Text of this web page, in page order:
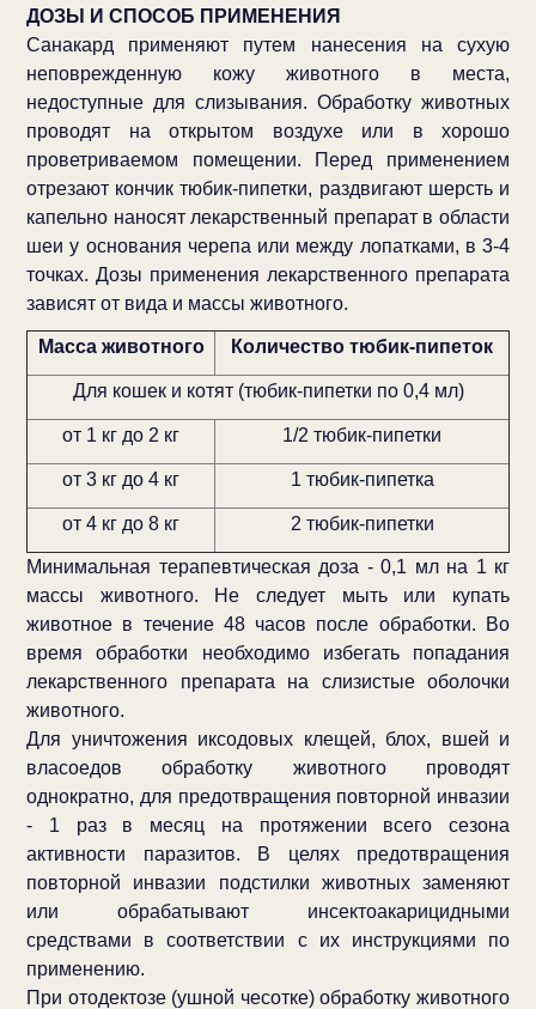
ДОЗЫ И СПОСОБ ПРИМЕНЕНИЯ
Санакард применяют путем нанесения на сухую
неповрежденную кожу животного в места,
недоступные для слизывания. Обработку животных
проводят на открытом воздухе или в хорошо
проветриваемом помещении. Перед применением
отрезают кончик тюбик-пипетки, раздвигают шерсть и
капельно наносят лекарственный препарат в области
шеи у основания черепа или между лопатками, в 3-4
точках. Дозы применения лекарственного препарата
зависят от вида и массы животного.
Масса животного Количество тюбик-пипеток
Для кошек и котят (тюбик-пипетки по 0,4 мл)
от 1 кг до 2 кг 1/2 тюбик-пипетки
от 3 кг до 4 кг 1 тюбик-пипетка
от 4 кг до 8 кг 2 тюбик-пипетки
Минимальная терапевтическая доза - 0,1 мл на 1 кг
массы животного. Не следует мыть или купать
животное в течение 48 часов после обработки. Во
время обработки необходимо избегать попадания
лекарственного препарата на слизистые оболочки
животного.
Для уничтожения иксодовых клещей, блох, вшей и
власоедов обработку животного проводят
однократно, для предотвращения повторной инвазии
- 1 раз в месяц на протяжении всего сезона
активности паразитов. В целях предотвращения
повторной инвазии подстилки животных заменяют
или обрабатывают инсектоакарицидными
средствами в соответствии с их инструкциями по
применению.
При отодектозе (ушной чесотке) обработку животного